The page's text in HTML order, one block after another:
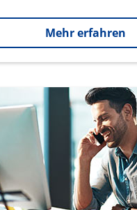
Mehr erfahren